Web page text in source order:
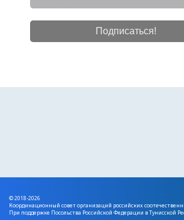
© 2018-2026
Координационный совет организаций российских
При поддержке Посольства Российской Федерации в Тунисской